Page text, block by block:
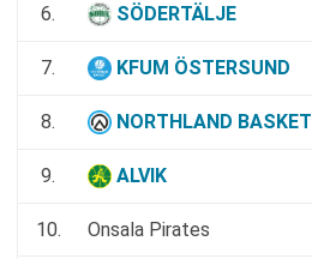
6. SÖDERTÄLJE
7. KFUM ÖSTERSUND
8. NORTHLAND BASKET
9. ALVIK
10. Onsala Pirates